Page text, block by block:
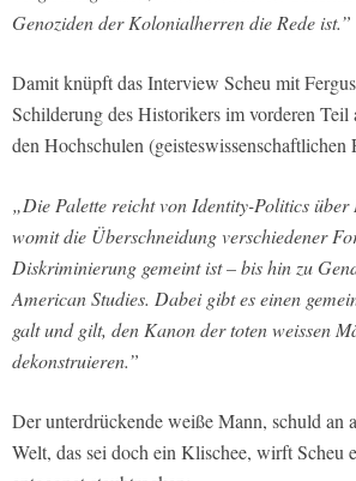
Genoziden der Kolonialherren die Rede ist.”
Damit knüpft das Interview Scheu mit
Schilderung des Historikers im vorderen Teil
den Hochschulen (geisteswissenschaftlichen
„Die Palette reicht von Identity-Politics
womit die Überschneidung verschiedener
Diskriminierung gemeint ist – bis hin zu
American Studies. Dabei gibt es einen
galt und gilt, den Kanon der toten weissen
dekonstruieren.”
Der unterdrückende weiße Mann, schuld an
Welt, das sei doch ein Klischee, wirft Scheu